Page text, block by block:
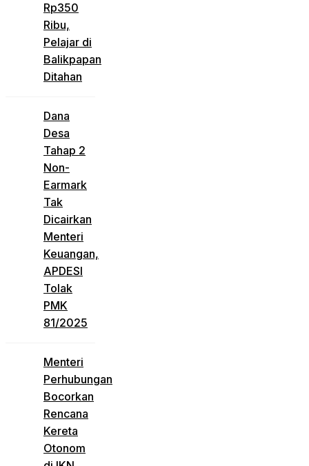
Rp350
Ribu,
Pelajar di
Balikpapan
Ditahan
Dana
Desa
Tahap 2
Non-
Earmark
Tak
Dicairkan
Menteri
Keuangan,
APDESI
Tolak
PMK
81/2025
Menteri
Perhubungan
Bocorkan
Rencana
Kereta
Otonom